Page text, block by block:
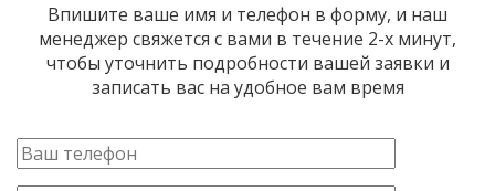
Впишите ваше имя и телефон в форму, и наш
менеджер свяжется с вами в течение 2-х минут,
чтобы уточнить подробности вашей заявки и
записать вас на удобное вам время